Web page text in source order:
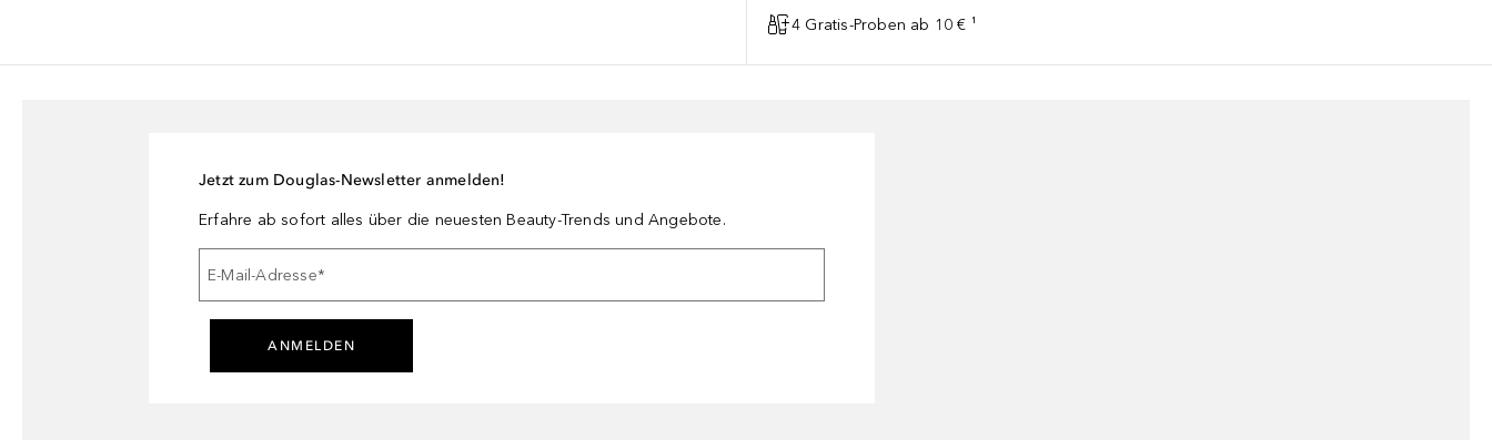
4 Gratis-Proben ab 10 € ¹
Jetzt zum Douglas-Newsletter anmelden!
Erfahre ab sofort alles über die neuesten Beauty-Trends und Angebote.
E-Mail-Adresse*
ANMELDEN